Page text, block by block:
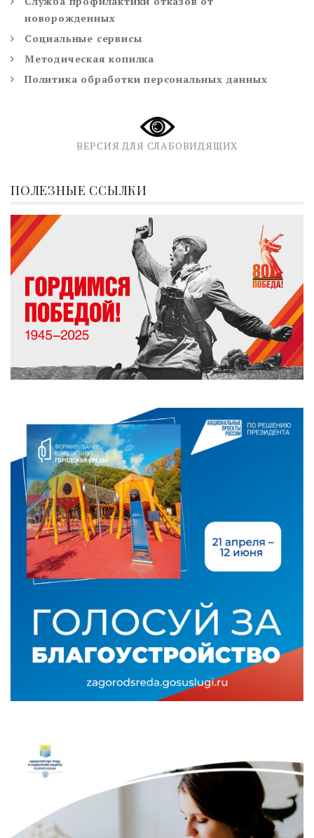
новорожденных
Социальные сервисы
Методическая копилка
Политика обработки персональных данных
ВЕРСИЯ ДЛЯ СЛАБОВИДЯЩИХ
ПОЛЕЗНЫЕ ССЫЛКИ